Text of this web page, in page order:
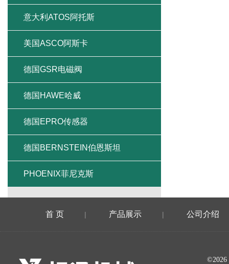
意大利ATOS阿托斯
美国ASCO阿斯卡
德国GSR电磁阀
德国HAWE哈威
德国EPRO传感器
德国BERNSTEIN伯恩斯坦
PHOENIX菲尼克斯
首 页 | 产品展示 | 公司介绍